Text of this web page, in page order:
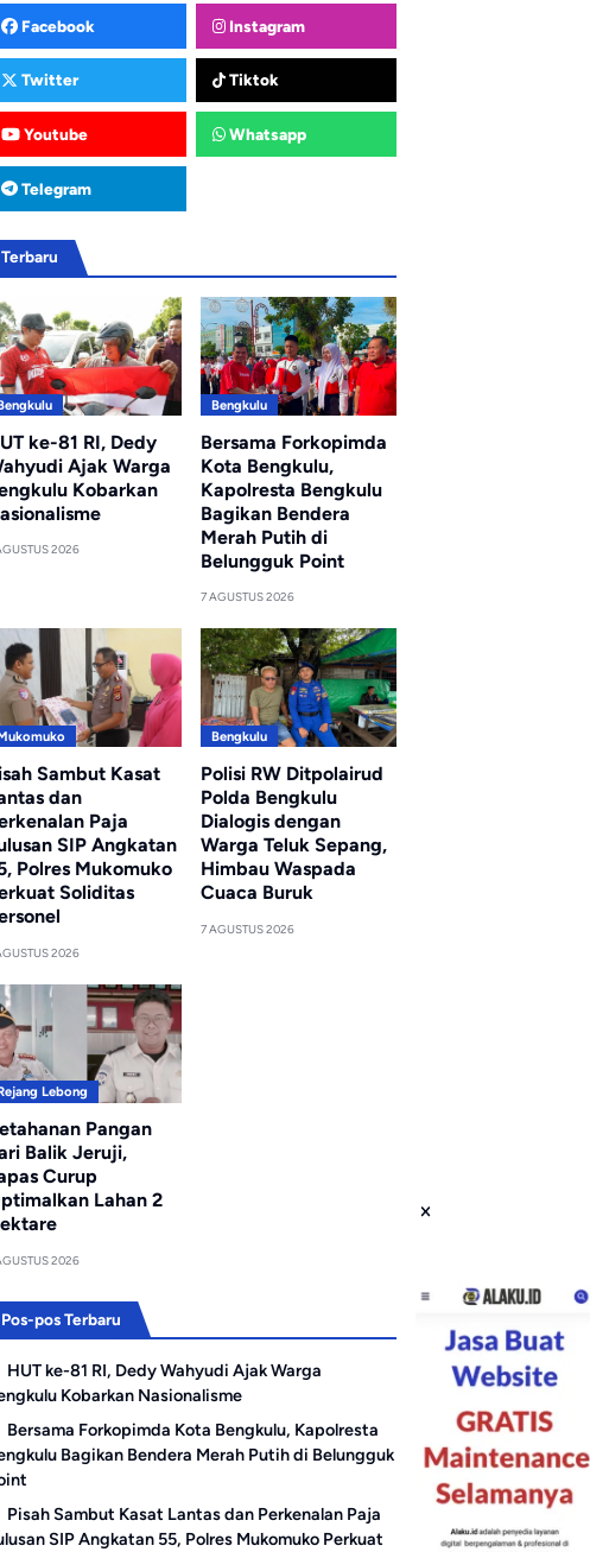
Facebook Instagram
Twitter Tiktok
Youtube Whatsapp
Telegram
Terbaru
ke-81 RI, Dedy
Ajak Warga
Kobarkan
2026
Bengkulu
Bersama Forkopimda
Kota Bengkulu,
Kapolresta Bengkulu
Bagikan Bendera
Merah Putih di
Belungguk Point
7 AGUSTUS 2026
Sambut Kasat
dan
Paja
SIP Angkatan
Polres Mukomuko
Soliditas
2026
Bengkulu
Polisi RW Ditpolairud
Polda Bengkulu
Dialogis dengan
Warga Teluk Sepang,
Himbau Waspada
Cuaca Buruk
7 AGUSTUS 2026
Lebong
Pangan
Balik Jeruji,
Curup
Lahan 2
2026
Pos-pos Terbaru
HUT ke-81 RI, Dedy Wahyudi Ajak Warga
Kobarkan Nasionalisme
Bersama Forkopimda Kota Bengkulu, Kapolresta
Bagikan Bendera Merah Putih di Belungguk
Pisah Sambut Kasat Lantas dan Perkenalan Paja
SIP Angkatan 55, Polres Mukomuko Perkuat